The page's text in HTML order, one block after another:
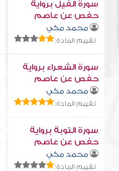
سورة الفيل برواية
حفص عن عاصم
محمد مكي
تقييم المادة:
سورة الشعراء برواية
حفص عن عاصم
محمد مكي
تقييم المادة:
سورة التوبة برواية
حفص عن عاصم
محمد مكي
تقييم المادة: